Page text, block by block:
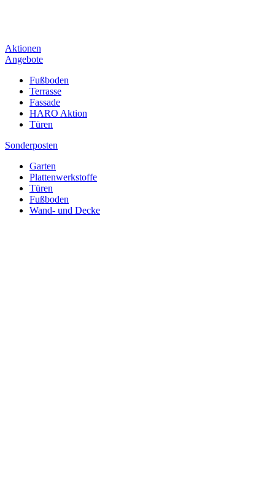
Aktionen
Angebote
Fußboden
Terrasse
Fassade
HARO Aktion
Türen
Sonderposten
Garten
Plattenwerkstoffe
Türen
Fußboden
Wand- und Decke